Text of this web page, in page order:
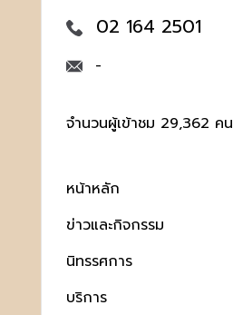
02 164 2501
-
จำนวนผู้เข้าชม 29,362 คน
หน้าหลัก
ข่าวและกิจกรรม
นิทรรศการ
บริการ